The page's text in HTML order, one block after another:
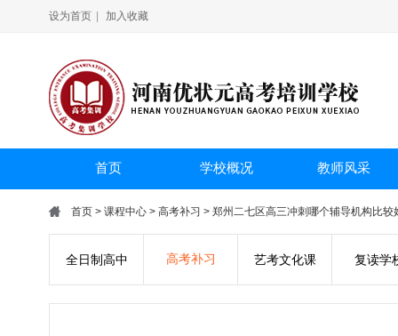
设为首页 加入收藏
首页 学校概况 教师风采
首页 > 课程中心 > 高考补习 > 郑州二七区高三冲刺哪个辅导机构比较
全日制高中 高考补习 艺考文化课 复读学